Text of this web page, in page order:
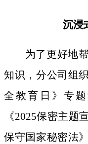
沉浸
为了更好地
知识，分公司组
全教育日》专
《2025保密主题
保守国家秘密法